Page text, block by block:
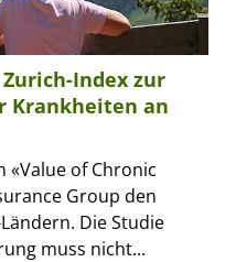
Index zur
Krankheiten an
«Value of Chronic
Group den
Die Studie
muss nicht...